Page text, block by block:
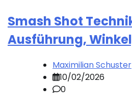
Smash Shot
Ausführung,
Maximilian Schuster
10/02/2026
0